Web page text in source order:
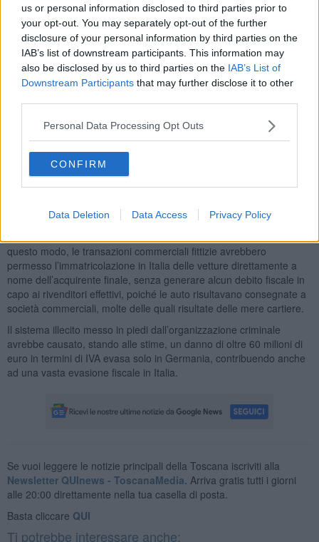
us or personal information disclosed to third parties prior to
your opt-out. You may separately opt-out of the further
disclosure of your personal information by third parties on the
IAB’s list of downstream participants. This information may
also be disclosed by us to third parties on the IAB’s List of
Downstream Participants that may further disclose it to other
Personal Data Processing Opt Outs
CONFIRM
Data Deletion Data Access Privacy Policy
Così le fiamme gialle pratesi hanno contribuito portare a galla un
meccanismo che, secondo quanto spiegato dalla guardia di
finanza si sarebbe avvalso di aziende tedesche per vendere in
modo fraudolento automobili, sia usate che nuove, dalla Germania
ad altri Stati membri, utilizzando una frode “carosello” sull’Iva
intracomunitaria, sfruttando le norme dell’Unione europea sulle
larga scala da vari concessionari di automobili tedeschi, per poi
utilizzare una rete disocietà di comodoefatture falseper
simulare la vendita dei veicoli ad altri Stati membri, al fine di
eludere il pagamento dell’Iva.
italiane sarebbero state registrate a nome di prestanome che si
sono sostituiti formalmente alle controparti effettive coinvolte
questo modo, le transazioni commerciali fittizie avrebbero
permesso l’immatricolazione in Italia delle vetture direttamente a
nome dell’acquirente finale, senza generare alcun debito fiscale in
capo ai rivenditori effettivi, poiché le auto risultavano consegnate a
società commerciali, molte delle quali risultate delle mere cartiere.
Il sistema illecito messo in piedi dall’organizzazione criminale
avrebbe causato, stando alle stime, un danno di oltre 60 milioni di
euro in termini di IVA evasa solo in Germania, contribuendo anche
ad una vasta evasione fiscale in Italia.
Se vuoi leggere le notizie principali della Toscana iscriviti alla
Newsletter QUInews - ToscanaMedia. Arriva gratis tutti i giorni
alle 20:00 direttamente nella tua casella di posta.
Basta cliccare QUI
Ti potrebbe interessare anche: